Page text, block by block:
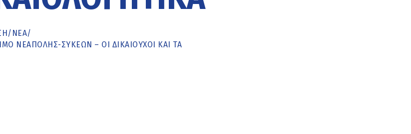
/ ΝΕΑ/
ΝΕΆΠΟΛΗΣ-ΣΥΚΕΏΝ – ΟΙ ΔΙΚΑΙΟΎΧΟΙ ΚΑΙ ΤΑ